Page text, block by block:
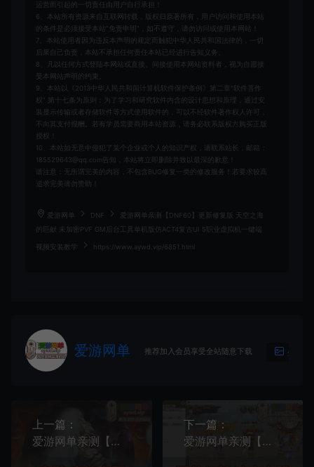
运营而引起的一切责任由用户自行承担！
6、本站所有资源来自互联网转载，版权归原著所有，用户访问和使用本站
的条件是必须接受本站“免责申明”，如不遵守，请勿访问或使用本网站！
7、本站使用者因为违反本声明的规定而触犯中华人民共和国法律的，一切
后果自己负责，本站不承担任何责任本站已经进行告知义务。
8、凡以任何方式登陆本网站或直接、间接使用本网站资料者，视为自愿接
受本网站声明的约束。
9、本站以《2013中华人民共和国计算机软件保护条例》第二章"软件菩作
权” 第十七条为原则：为了学习和研究软件内含的设计思想和原理，通过安
装显示传输或者存储软件等方式使用软件的，可以不经软件著作权人许可，
不向其支付报酬。若有学员需要商用本站资源，请务必联系版权方购买正版
授权！
10、本站如无意中侵犯了某个企业或个人的知识产权，请联系站长，邮箱：
185529643@qq.com告知，本站将立即删除并致以最深的歉意！
请注意：无所谓完美的内容，不包含BUG修复一类的修改服务！若要求较高
追求完美请勿赞助！
爱游网单 DNF
爱游网单亲测【DNF60】更新修复版 天空之海
的巨献 未加密PVF GM后台工具单机版仿ACT4复古UI 5职业虚拟机一键端
视频安装教学 https://www.aywd.vip/6851.html
爱游网单 推荐加入会员享受全站随意下载 生成海
上一篇：
爱游网单亲测【赤壁OL】单机版三分天下夺魄之刃GM工具视频安装教学虚拟机一键端+Linux手工服务端文本教学
下一篇：
爱游网单亲测【天龙八部】冰火之刃单机版带内辅GM工具视频安装教学虚拟机一键端+手工端文本教学